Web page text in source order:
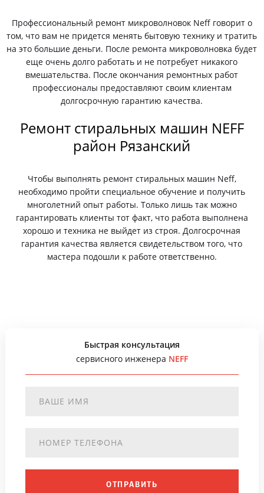
Профессиональный ремонт микроволновок Neff говорит о
том, что вам не придется менять бытовую технику и тратить
на это большие деньги. После ремонта микроволновка будет
еще очень долго работать и не потребует никакого
вмешательства. После окончания ремонтных работ
профессионалы предоставляют своим клиентам
долгосрочную гарантию качества.
Ремонт стиральных машин NEFF
район Рязанский
Чтобы выполнять ремонт стиральных машин Neff,
необходимо пройти специальное обучение и получить
многолетний опыт работы. Только лишь так можно
гарантировать клиенты тот факт, что работа выполнена
хорошо и техника не выйдет из строя. Долгосрочная
гарантия качества является свидетельством того, что
мастера подошли к работе ответственно.
Быстрая консультация
сервисного инженера NEFF
ОТПРАВИТЬ